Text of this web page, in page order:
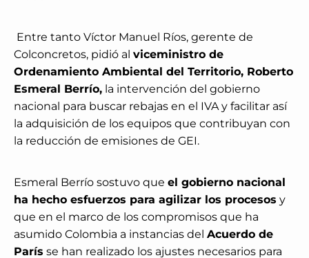
Entre tanto Víctor Manuel Ríos, gerente de
Colconcretos, pidió al viceministro de
Ordenamiento Ambiental del Territorio, Roberto
Esmeral Berrío, la intervención del gobierno
nacional para buscar rebajas en el IVA y facilitar así
la adquisición de los equipos que contribuyan con
la reducción de emisiones de GEI.
Esmeral Berrío sostuvo que el gobierno nacional
ha hecho esfuerzos para agilizar los procesos y
que en el marco de los compromisos que ha
asumido Colombia a instancias del Acuerdo de
París se han realizado los ajustes necesarios para